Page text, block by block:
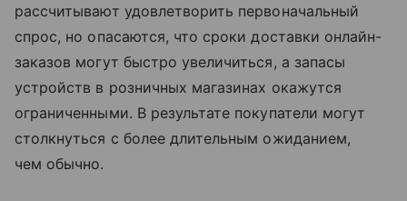
рассчитывают удовлетворить первоначальный
спрос, но опасаются, что сроки доставки онлайн-
заказов могут быстро увеличиться, а запасы
устройств в розничных магазинах окажутся
ограниченными. В результате покупатели могут
столкнуться с более длительным ожиданием,
чем обычно.